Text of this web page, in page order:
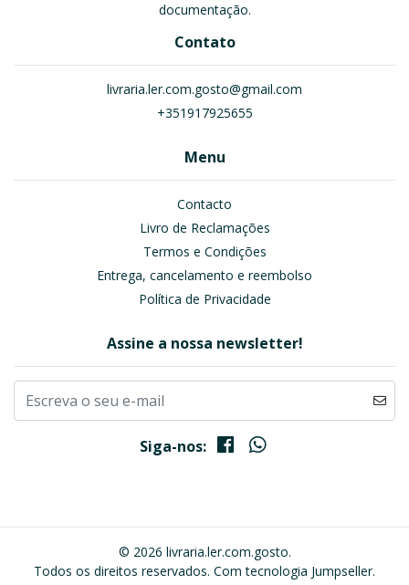
documentação.
Contato
livraria.ler.com.gosto@gmail.com
+351917925655
Menu
Contacto
Livro de Reclamações
Termos e Condições
Entrega, cancelamento e reembolso
Política de Privacidade
Assine a nossa newsletter!
Siga-nos:
© 2026 livraria.ler.com.gosto.
Todos os direitos reservados. Com tecnologia Jumpseller.